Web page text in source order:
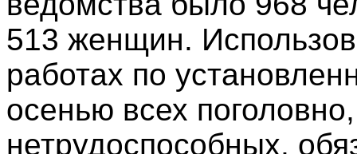
513 женщин.
работах по
осенью всех
нетрудоспособных,